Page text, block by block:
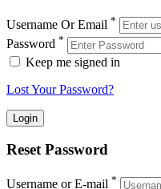
Username Or Email *
Password *
Keep me signed in
Lost Your Password?
Reset Password
Username or E-mail *